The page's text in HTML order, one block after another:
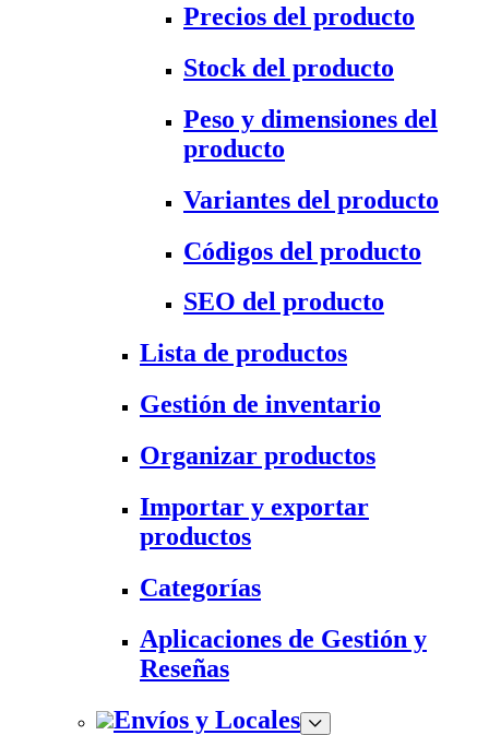
Precios del producto
Stock del producto
Peso y dimensiones del
producto
Variantes del producto
Códigos del producto
SEO del producto
Lista de productos
Gestión de inventario
Organizar productos
Importar y exportar
productos
Categorías
Aplicaciones de Gestión y
Reseñas
Envíos y Locales